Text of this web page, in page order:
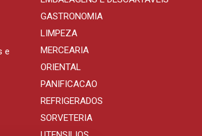
e
GASTRONOMIA
LIMPEZA
MERCEARIA
ORIENTAL
PANIFICACAO
REFRIGERADOS
SORVETERIA